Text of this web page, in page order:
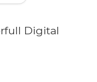
Digital